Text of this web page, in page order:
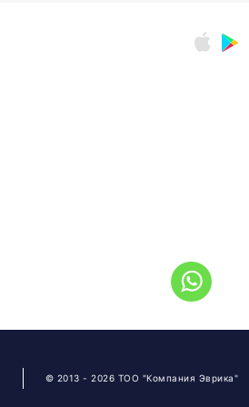
© 2013 - 2026 ТОО "Компания Эврика"